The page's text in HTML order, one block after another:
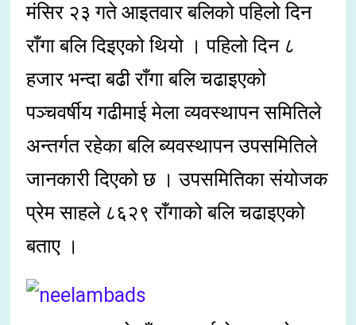
मंसिर २३ गते आइतवार बलिको पहिलो दिन
राँगा बलि दिइएको थियो । पहिलो दिन ८
हजार भन्दा बढी राँगा बलि चढाइएको
पञ्चवर्षीय गढीमाई मेला व्यवस्थापन समितिले
अन्तर्गत रहेका बलि ब्यवस्थापन उपसमितिले
जानकारी दिएको छ । उपसमितिका संयोजक
प्रेम साहले ८६२९ राँगाको बलि चढाइएको
बताए ।